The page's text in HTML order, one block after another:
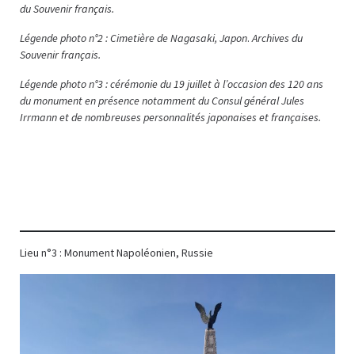
du Souvenir français.
Légende photo n°2 : Cimetière de Nagasaki, Japon. Archives du
Souvenir français.
Légende photo n°3 : cérémonie du 19 juillet à l’occasion des 120 ans
du monument en présence notamment du Consul général Jules
Irrmann et de nombreuses personnalités japonaises et françaises.
Lieu n°3 : Monument Napoléonien, Russie